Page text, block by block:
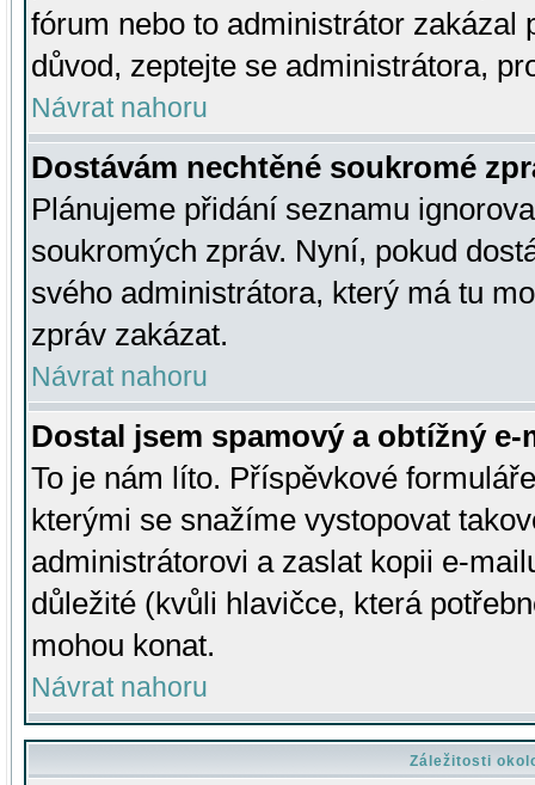
fórum nebo to administrátor zakázal
důvod, zeptejte se administrátora,
Návrat nahoru
Dostávám nechtěné soukromé
Plánujeme přidání seznamu
soukromých zpráv. Nyní, pokud
svého administrátora, který má tu
zpráv zakázat.
Návrat nahoru
Dostal jsem spamový a obtížný
To je nám líto. Příspěvkové
kterými se snažíme vystopovat
administrátorovi a zaslat kopii e-
důležité (kvůli hlavičce, která
mohou konat.
Návrat nahoru
Záležitosti